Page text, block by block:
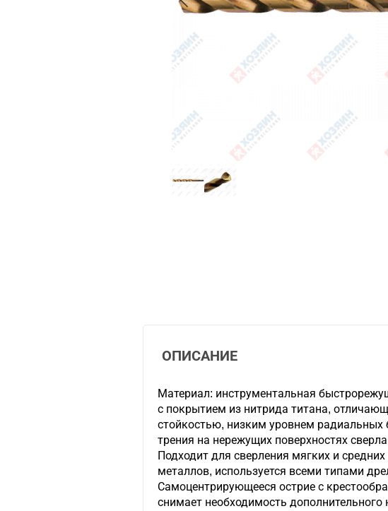
ОПИСАНИЕ
Материал: инструментальная
с покрытием из нитрида титана,
стойкостью, низким уровнем радиальных
трения на нережущих поверхностях
Подходит для сверления мягких и средних
металлов, используется всеми типами
Самоцентрирующееся острие с
снимает необходимость дополнительного